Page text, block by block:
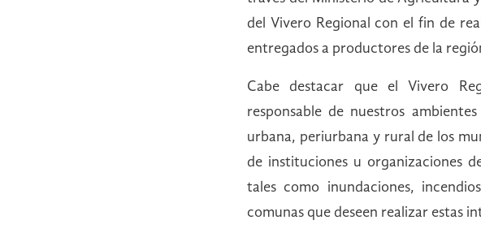
del Vivero Regional con el fin de
entregados a productores de la
Cabe destacar que el Vivero
responsable de nuestros
urbana, periurbana y rural de los
de instituciones u organizaciones
tales como inundaciones,
comunas que deseen realizar estas